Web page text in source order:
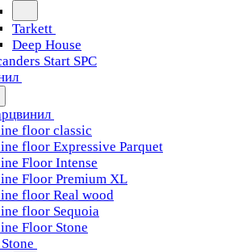
Tarkett
Deep House
Start SPC
floor classic
floor Expressive Parquet
Floor Intense
Floor Premium XL
floor Real wood
floor Sequoia
Floor Stone